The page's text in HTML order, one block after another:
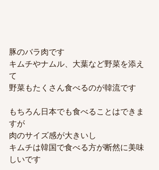
豚のバラ肉です
キムチやナムル、大葉など野菜を添え
て
野菜もたくさん食べるのが韓流です
もちろん日本でも食べることはできま
すが
肉のサイズ感が大きいし
キムチは韓国で食べる方が断然に美味
しいです